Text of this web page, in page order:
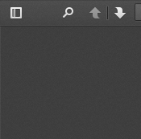
Toggle
PreviousNext